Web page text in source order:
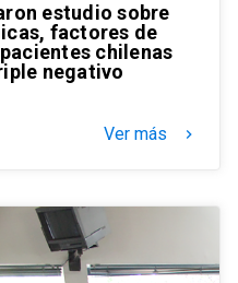
estudio sobre
factores de
chilenas
negativo
Ver más keyboard_arrow_right